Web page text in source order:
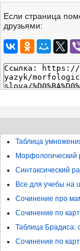
Если страница
друзьями:
Таблица
Морфологический
Синтаксический
Все для учебы на
Сочинение про
Сочинение по
Таблица Брадиса:
Сочинение по